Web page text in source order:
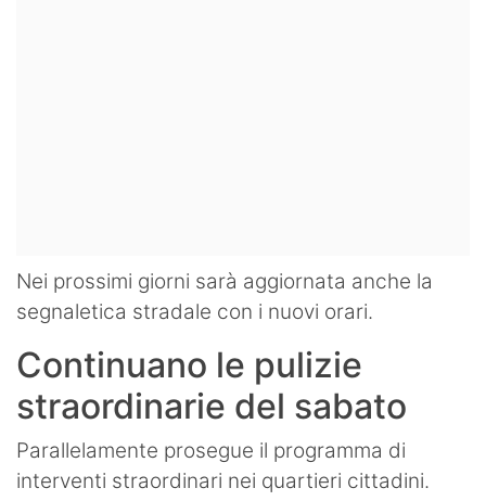
Nei prossimi giorni sarà aggiornata anche la
segnaletica stradale con i nuovi orari.
Continuano le pulizie
straordinarie del sabato
Parallelamente prosegue il programma di
interventi straordinari nei quartieri cittadini.